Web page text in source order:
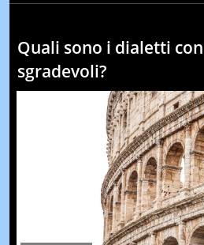
Quali sono i dialetti
sgradevoli?